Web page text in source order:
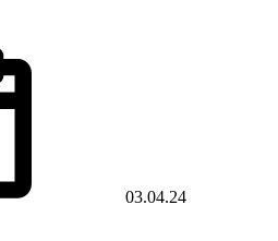
03.04.24